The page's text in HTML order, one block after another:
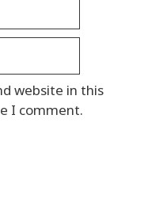
website in this
I comment.